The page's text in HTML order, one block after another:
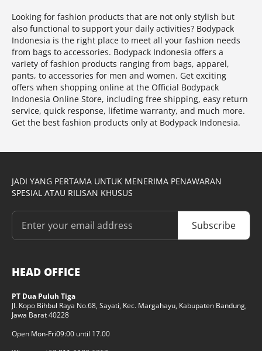
Looking for fashion products that are not only stylish but
also functional to support your daily activities? Bodypack
Indonesia is the right place to meet all your fashion needs
from bags to accessories. Bodypack Indonesia offers a
variety of fashion products ranging from bags, apparel,
pants, to accessories for men and women. Get exciting
offers when shopping online at the Official Bodypack
Indonesia Online Store, including free shipping, easy return
service, quick response, lifetime warranty, and much more.
Get the best fashion products only at Bodypack Indonesia.
JADI YANG PERTAMA UNTUK MENERIMA PENAWARAN
SPESIAL ATAU RILISAN KHUSUS
Subscribe
HEAD OFFICE
PT Dua Puluh Tiga
Jl. Kopo Bihbul Raya No.68, Sayati, Kec. Margahayu, Kabupaten Bandung,
Jawa Barat 40228
Open Mon-Fri09:00 until 17.00